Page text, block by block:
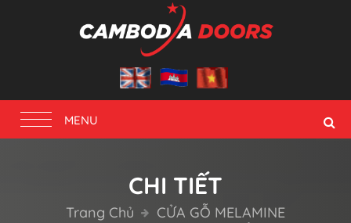
Toggle
navigation
MENU
CHI TIẾT
Trang Chủ
CỬA GỖ MELAMINE